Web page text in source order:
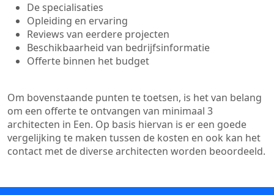
De specialisaties
Opleiding en ervaring
Reviews van eerdere projecten
Beschikbaarheid van bedrijfsinformatie
Offerte binnen het budget
Om bovenstaande punten te toetsen, is het van belang
om een offerte te ontvangen van minimaal 3
architecten in Een. Op basis hiervan is er een goede
vergelijking te maken tussen de kosten en ook kan het
contact met de diverse architecten worden beoordeeld.